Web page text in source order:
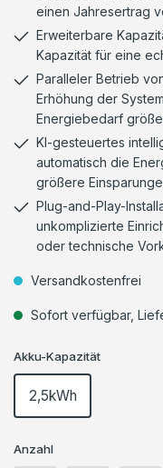
einen Jahresertrag
Erweiterbare
Kapazität für eine
Paralleler Betrieb
Erhöhung der
Energiebedarf
KI-gesteuertes
automatisch die
größere
Plug-and-Play-
unkomplizierte
oder technische
Versandkostenfrei
Sofort verfügbar,
Akku-Kapazität
2,5kWh
Anzahl